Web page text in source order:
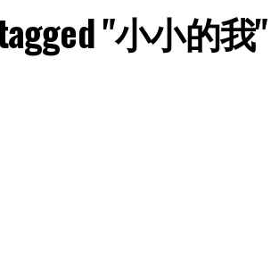
"小小的我"